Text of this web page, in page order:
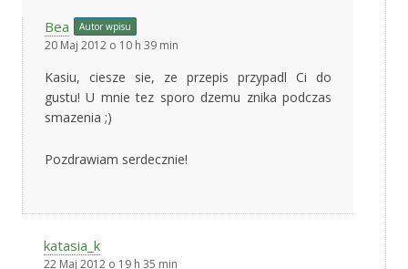
Bea Autor wpisu
20 Maj 2012 o 10 h 39 min
Kasiu, ciesze sie, ze przepis przypadl Ci do
gustu! U mnie tez sporo dzemu znika podczas
smazenia ;)
Pozdrawiam serdecznie!
katasia_k
22 Maj 2012 o 19 h 35 min